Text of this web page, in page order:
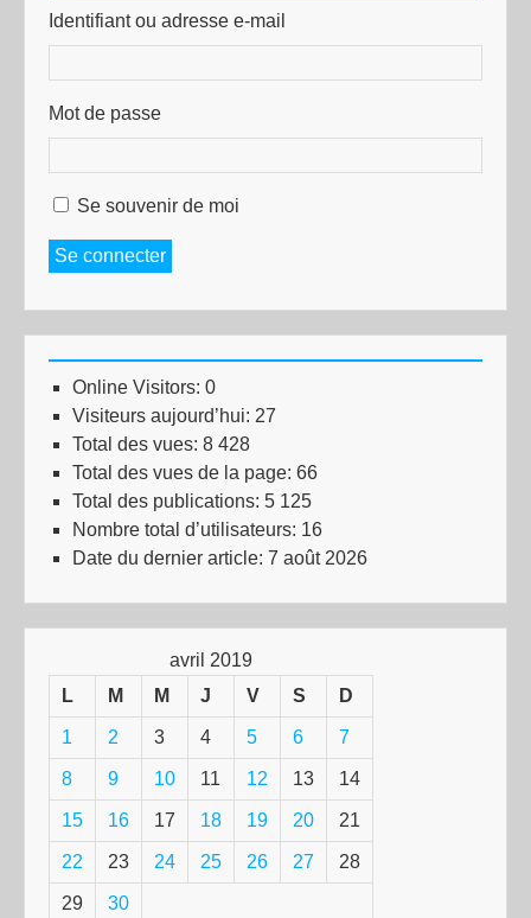
Identifiant ou adresse e-mail
Mot de passe
Se souvenir de moi
Se connecter
Online Visitors: 0
Visiteurs aujourd’hui: 27
Total des vues: 8 428
Total des vues de la page: 66
Total des publications: 5 125
Nombre total d’utilisateurs: 16
Date du dernier article: 7 août 2026
avril 2019
L
M M J V S D
1 2 3 4 5 6 7
8 9 10 11 12 13 14
15 16 17 18 19 20 21
22 23 24 25 26 27 28
29 30